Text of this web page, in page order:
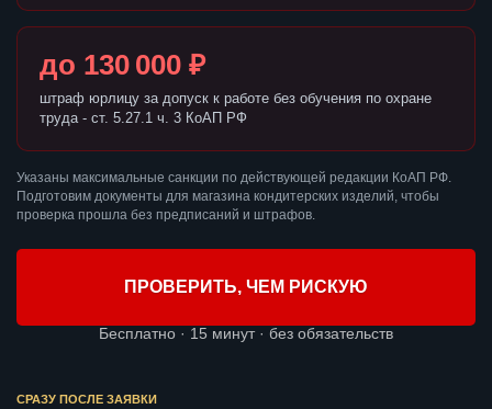
до 130 000 ₽
штраф юрлицу за допуск к работе без обучения по охране
труда - ст. 5.27.1 ч. 3 КоАП РФ
Указаны максимальные санкции по действующей редакции КоАП РФ.
Подготовим документы для магазина кондитерских изделий, чтобы
проверка прошла без предписаний и штрафов.
ПРОВЕРИТЬ, ЧЕМ РИСКУЮ
Бесплатно · 15 минут · без обязательств
СРАЗУ ПОСЛЕ ЗАЯВКИ